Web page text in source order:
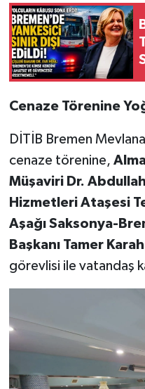
Cenaze Törenine
DİTİB Bremen
cenaze törenine,
Müşaviri Dr.
Hizmetleri Ataşesi
Aşağı Saksonya-
Başkanı Tamer
görevlisi ile vatandaş